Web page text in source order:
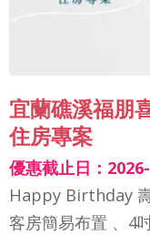
宜蘭礁溪福朋
住房專案
優惠截止日：
Happy Birthday
客房簡易布置 、4